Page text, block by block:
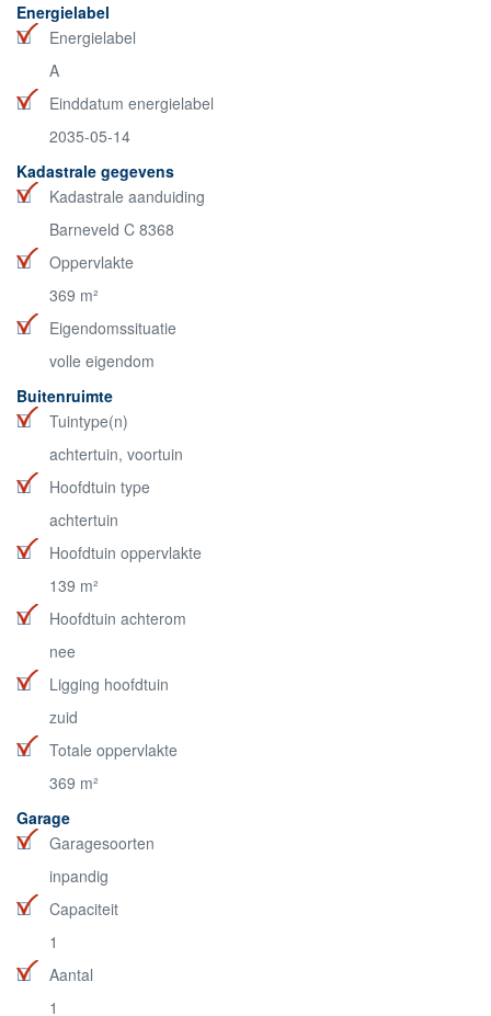
Energielabel
Energielabel
A
Einddatum energielabel
2035-05-14
Kadastrale gegevens
Kadastrale aanduiding
Barneveld C 8368
Oppervlakte
369 m²
Eigendomssituatie
volle eigendom
Buitenruimte
Tuintype(n)
achtertuin, voortuin
Hoofdtuin type
achtertuin
Hoofdtuin oppervlakte
139 m²
Hoofdtuin achterom
nee
Ligging hoofdtuin
zuid
Totale oppervlakte
369 m²
Garage
Garagesoorten
inpandig
Capaciteit
1
Aantal
1